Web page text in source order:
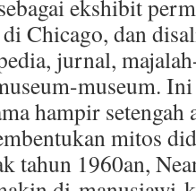
ekshibit
Chicago, dan
jurnal,
museum. Ini
hampir
mitos
tahun 1960an,